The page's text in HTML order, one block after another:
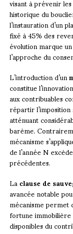
historique du
l’instauration d’un
fixé à 45% des
évolution marque
l’approche du
L’introduction d’un
constitue
aux contribuables
répartir
atténuant
barème.
mécanisme
de l’année N
précédentes.
Laclause de
avancée notable
mécanisme
fortune
disponibles du